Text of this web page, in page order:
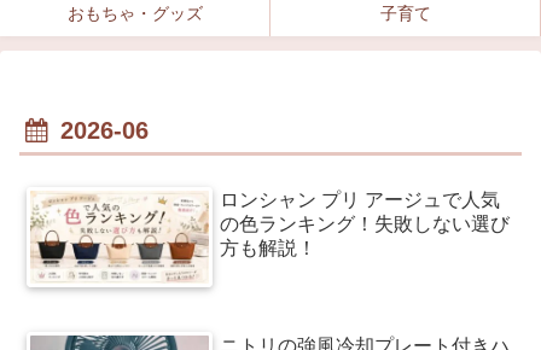
おもちゃ・グッズ 子育て
2026-06
ロンシャン プリ アージュで人気
の色ランキング！失敗しない選び
方も解説！